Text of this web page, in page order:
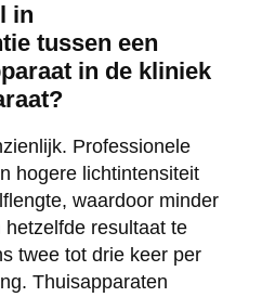
in
tussen een
in de kliniek
Professionele
hogere lichtintensiteit
waardoor minder
resultaat te
twee tot drie keer per
Thuisapparaten